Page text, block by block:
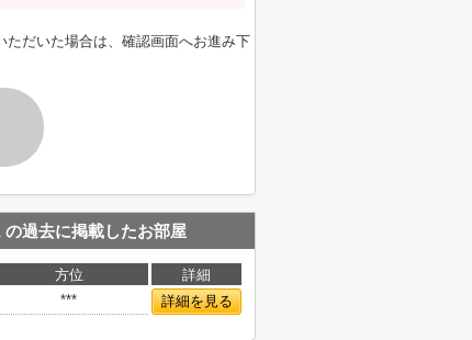
だいた場合は、確認画面へお進み下
の過去に掲載したお部屋
方位
詳細
*** 詳細を見る